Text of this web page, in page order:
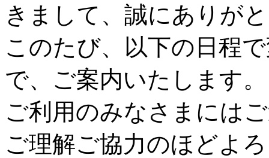
きまして、誠にありが
このたび、以下の日程
で、ご案内いたします。
ご利用のみなさまには
ご理解ご協力のほどよ